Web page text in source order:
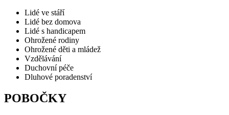
Lidé ve stáří
Lidé bez domova
Lidé s handicapem
Ohrožené rodiny
Ohrožené děti a mládež
Vzdělávání
Duchovní péče
Dluhové poradenství
POBOČKY